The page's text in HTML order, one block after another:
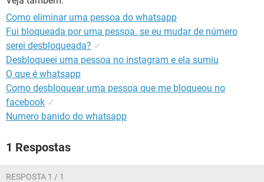
Como eliminar uma pessoa do whatsapp
Fui bloqueada por uma pessoa. se eu mudar de número
serei desbloqueada? ✓
Desbloqueei uma pessoa no instagram e ela sumiu
O que é whatsapp
Como desbloquear uma pessoa que me bloqueou no
facebook ✓
Numero banido do whatsapp
1 Respostas
RESPOSTA 1 / 1